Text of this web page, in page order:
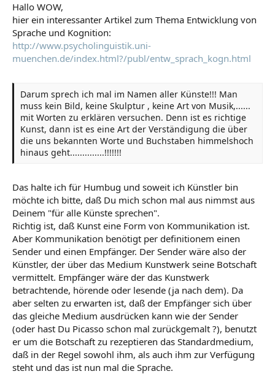
Hallo WOW,
hier ein interessanter Artikel zum Thema Entwicklung von
Sprache und Kognition:
http://www.psycholinguistik.uni-
muenchen.de/index.html?/publ/entw_sprach_kogn.html
Darum sprech ich mal im Namen aller Künste!!! Man
muss kein Bild, keine Skulptur , keine Art von Musik,......
mit Worten zu erklären versuchen. Denn ist es richtige
Kunst, dann ist es eine Art der Verständigung die über
die uns bekannten Worte und Buchstaben himmelshoch
hinaus geht..............!!!!!!!
Das halte ich für Humbug und soweit ich Künstler bin
möchte ich bitte, daß Du mich schon mal aus nimmst aus
Deinem "für alle Künste sprechen".
Richtig ist, daß Kunst eine Form von Kommunikation ist.
Aber Kommunikation benötigt per definitionem einen
Sender und einen Empfänger. Der Sender wäre also der
Künstler, der über das Medium Kunstwerk seine Botschaft
vermittelt. Empfänger wäre der das Kunstwerk
betrachtende, hörende oder lesende (ja nach dem). Da
aber selten zu erwarten ist, daß der Empfänger sich über
das gleiche Medium ausdrücken kann wie der Sender
(oder hast Du Picasso schon mal zurückgemalt ?), benutzt
er um die Botschaft zu rezeptieren das Standardmedium,
daß in der Regel sowohl ihm, als auch ihm zur Verfügung
steht und das ist nun mal die Sprache.